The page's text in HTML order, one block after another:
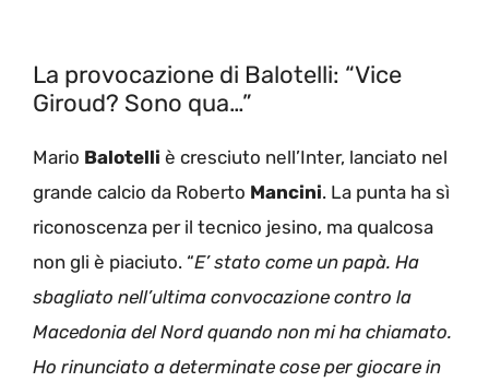
La provocazione di Balotelli: “Vice
Giroud? Sono qua…”
Mario Balotelli è cresciuto nell’Inter, lanciato nel
grande calcio da Roberto Mancini. La punta ha sì
riconoscenza per il tecnico jesino, ma qualcosa
non gli è piaciuto. “E’ stato come un papà. Ha
sbagliato nell’ultima convocazione contro la
Macedonia del Nord quando non mi ha chiamato.
Ho rinunciato a determinate cose per giocare in